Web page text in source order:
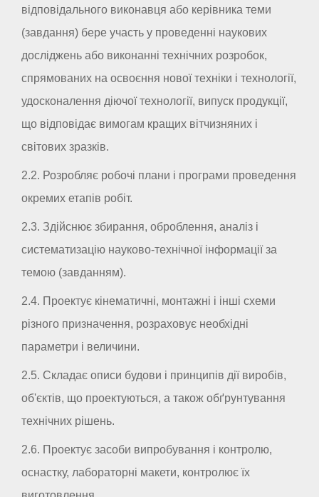
відповідального виконавця або керівника теми
(завдання) бере участь у проведенні наукових
досліджень або виконанні технічних розробок,
спрямованих на освоєння нової техніки і технології,
удосконалення діючої технології, випуск продукції,
що відповідає вимогам кращих вітчизняних і
світових зразків.
2.2. Розробляє робочі плани і програми проведення
окремих етапів робіт.
2.3. Здійснює збирання, оброблення, аналіз і
систематизацію науково-технічної інформації за
темою (завданням).
2.4. Проектує кінематичні, монтажні і інші схеми
різного призначення, розраховує необхідні
параметри і величини.
2.5. Складає описи будови і принципів дії виробів,
об'єктів, що проектуються, а також обґрунтування
технічних рішень.
2.6. Проектує засоби випробування і контролю,
оснастку, лабораторні макети, контролює їх